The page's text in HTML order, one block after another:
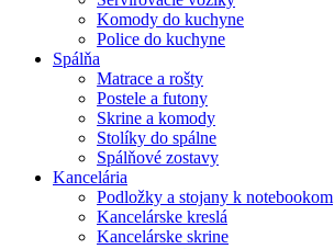
Komody do kuchyne
Police do kuchyne
Spálňa
Matrace a rošty
Postele a futony
Skrine a komody
Stolíky do spálne
Spálňové zostavy
Kancelária
Podložky a stojany k notebookom
Kancelárske kreslá
Kancelárske skrine